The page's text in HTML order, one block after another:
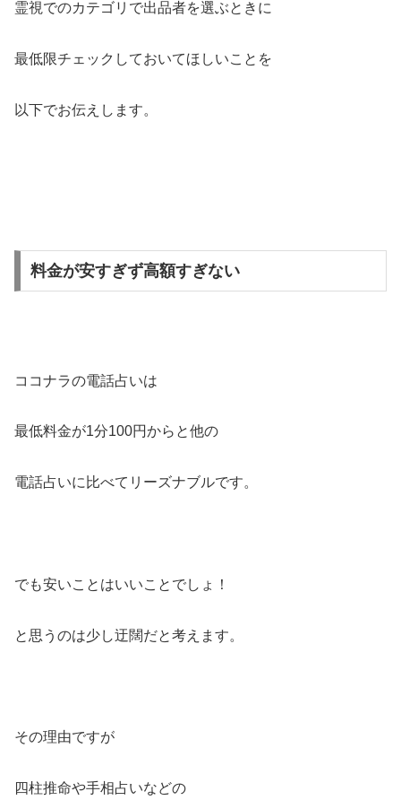
霊視でのカテゴリで出品者を選ぶときに
最低限チェックしておいてほしいことを
以下でお伝えします。
料金が安すぎず高額すぎない
ココナラの電話占いは
最低料金が1分100円からと他の
電話占いに比べてリーズナブルです。
でも安いことはいいことでしょ！
と思うのは少し迂闊だと考えます。
その理由ですが
四柱推命や手相占いなどの